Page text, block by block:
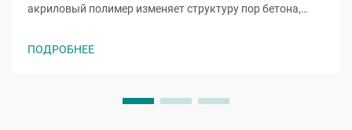
акриловый полимер изменяет структуру пор бетона,
внутри крошечных капиллярных пор, которые
ПОДРОБНЕЕ